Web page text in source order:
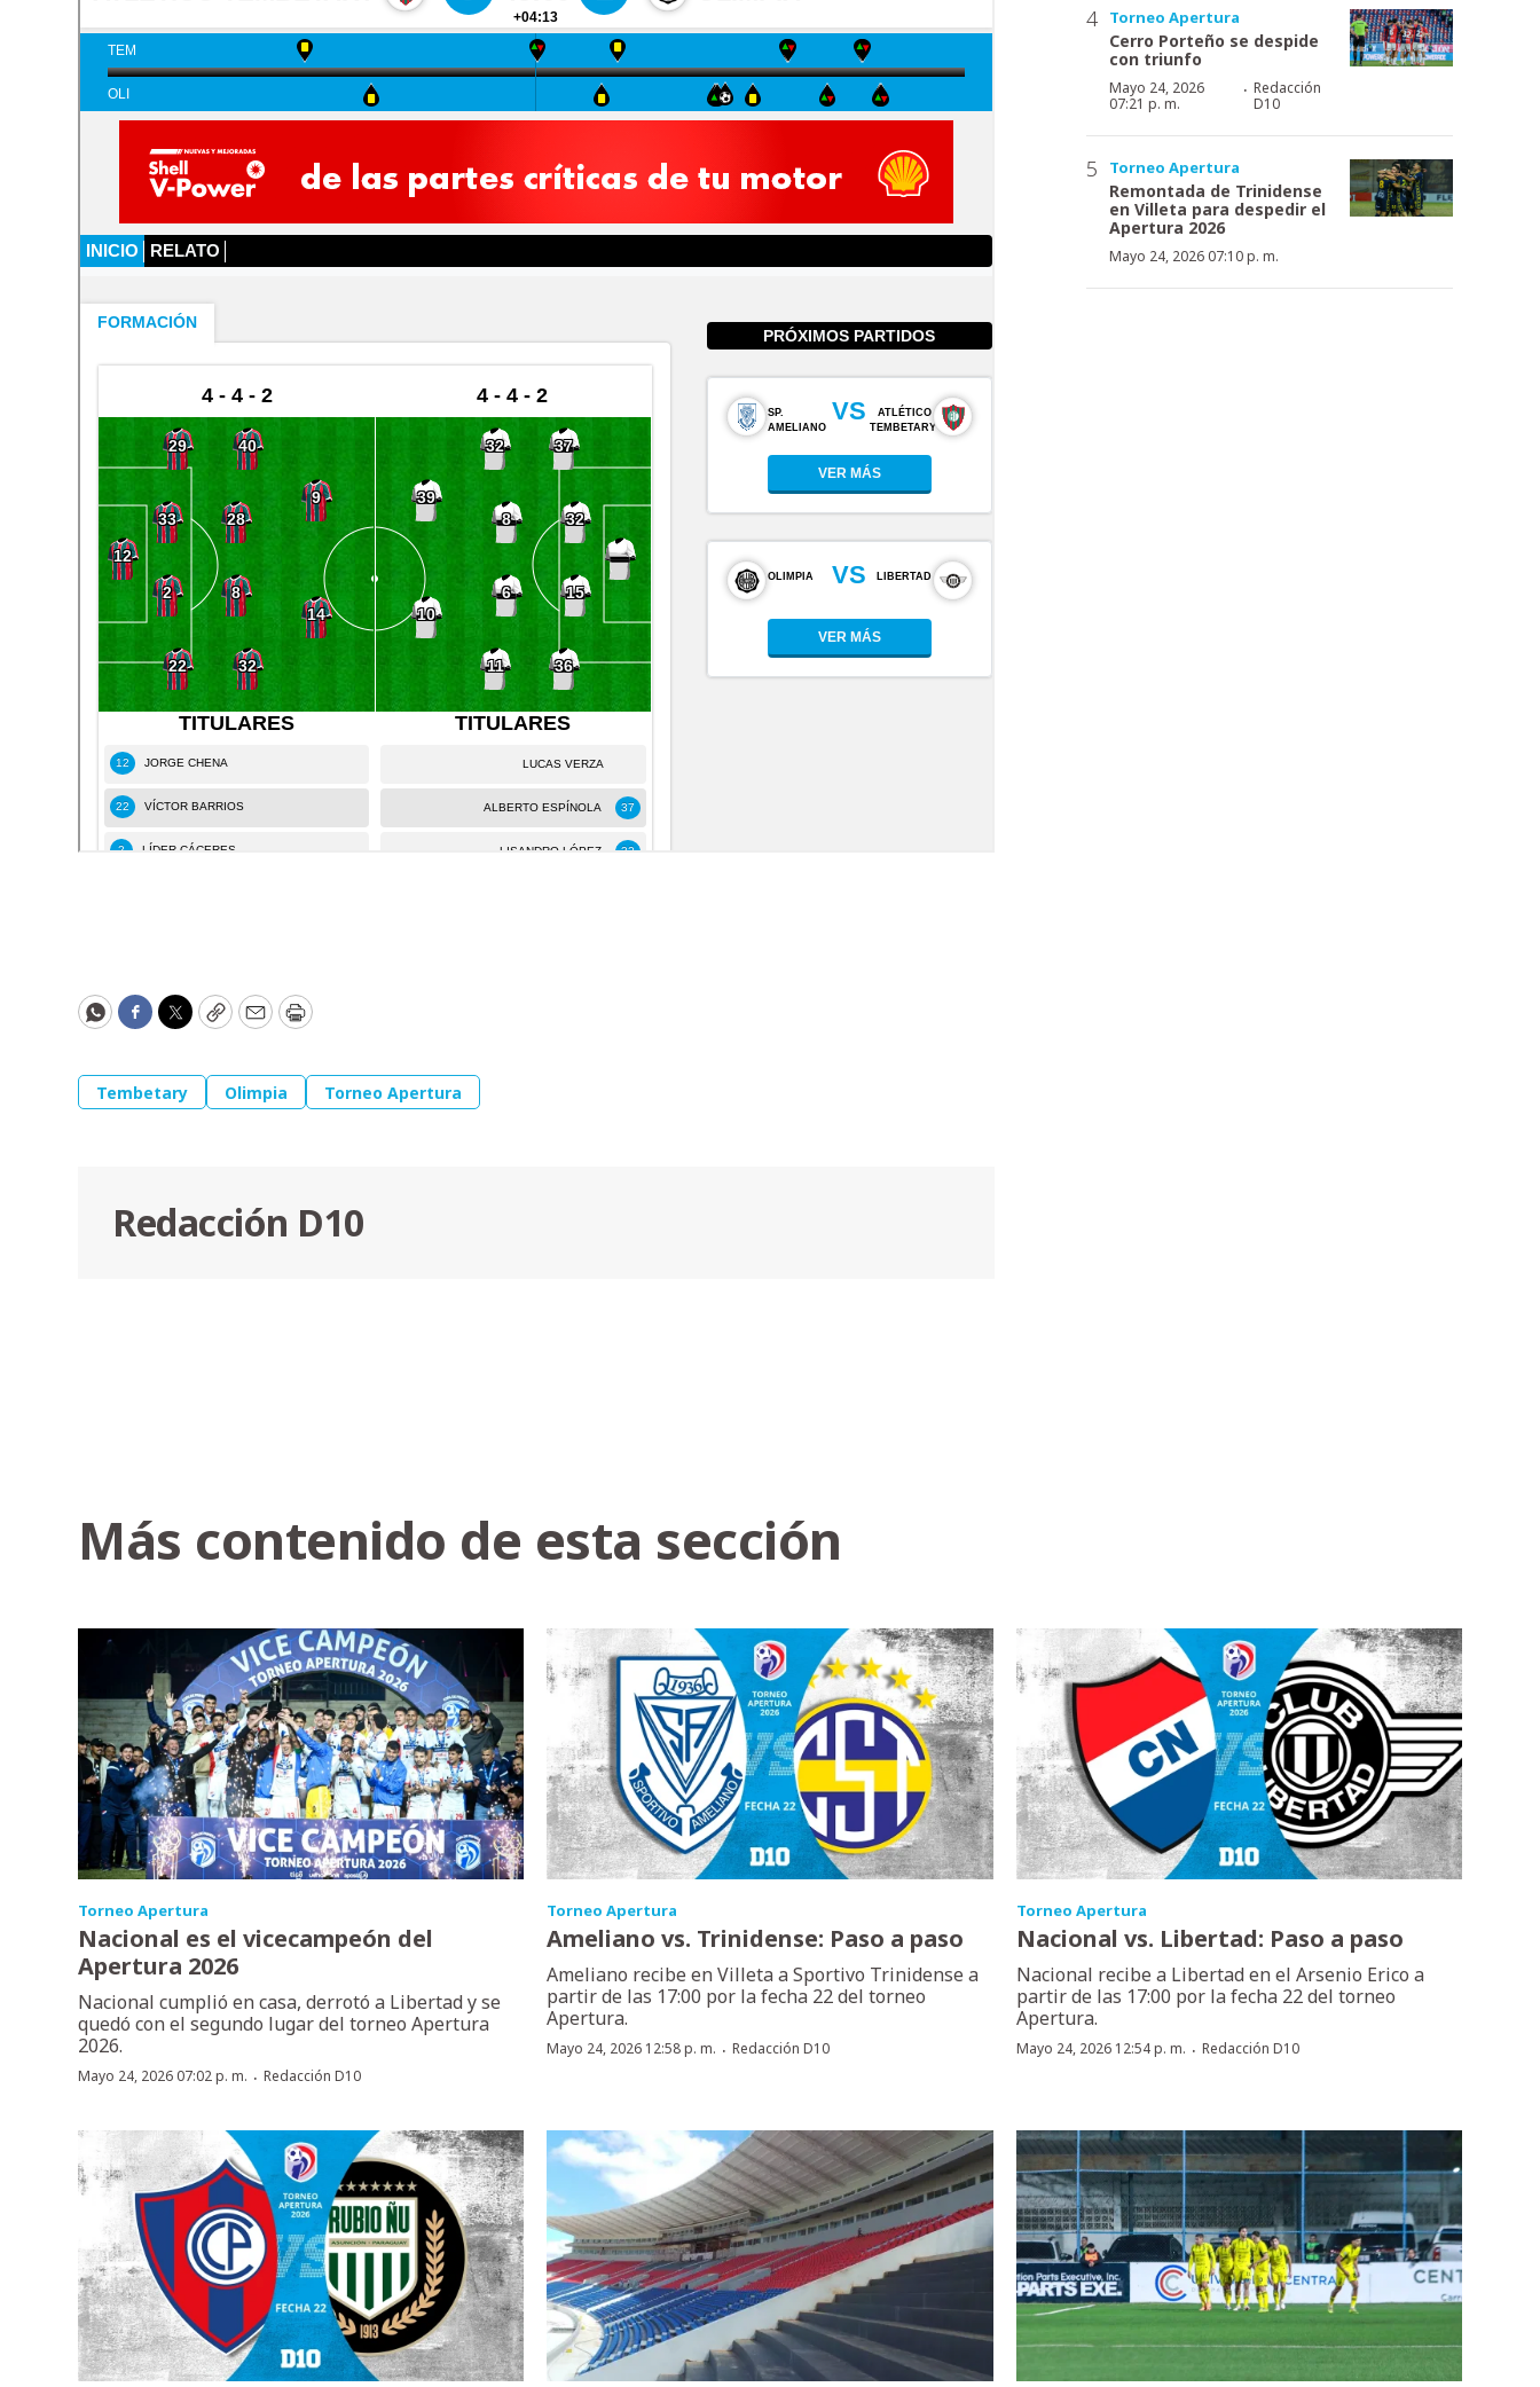
WhatsApp
Facebook
Twitter
CopyEmailPrint
Tembetary Olimpia Torneo Apertura
Redacción D10
Torneo Apertura
Cerro Porteño se despide
con triunfo
Mayo 24, 2026
07:21 p. m.
· Redacción
D10
Torneo Apertura
Remontada de Trinidense
en Villeta para despedir el
Apertura 2026
Mayo 24, 2026 07:10 p. m.
Más contenido de esta sección
Torneo Apertura
Nacional es el vicecampeón del
Apertura 2026
Nacional cumplió en casa, derrotó a Libertad y se
quedó con el segundo lugar del torneo Apertura
2026.
Mayo 24, 2026 07:02 p. m. · Redacción D10
Torneo Apertura
Ameliano vs. Trinidense: Paso a paso
Ameliano recibe en Villeta a Sportivo Trinidense a
partir de las 17:00 por la fecha 22 del torneo
Apertura.
Mayo 24, 2026 12:58 p. m. ·Redacción D10
Torneo Apertura
Nacional vs. Libertad: Paso a paso
Nacional recibe a Libertad en el Arsenio Erico a
partir de las 17:00 por la fecha 22 del torneo
Apertura.
Mayo 24, 2026 12:54 p. m. · Redacción D10